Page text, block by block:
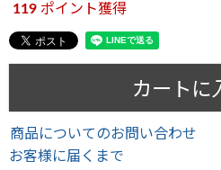
119 ポイント獲得
カートに
商品についてのお問い合わせ
お客様に届くまで